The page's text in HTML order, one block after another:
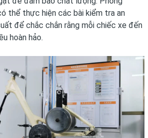
thể thực hiện các bài kiểm tra an
để chắc chắn rằng mỗi chiếc xe đến
hoàn hảo.